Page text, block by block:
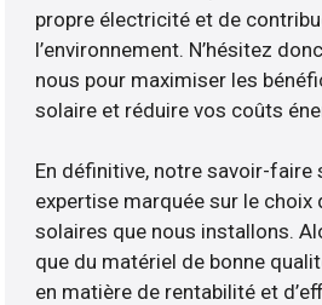
propre électricité et de
l’environnement. N’hésitez
nous pour maximiser les
solaire et réduire vos coûts
En définitive, notre savoir-faire
expertise marquée sur le choix
solaires que nous installons.
que du matériel de bonne
en matière de rentabilité et